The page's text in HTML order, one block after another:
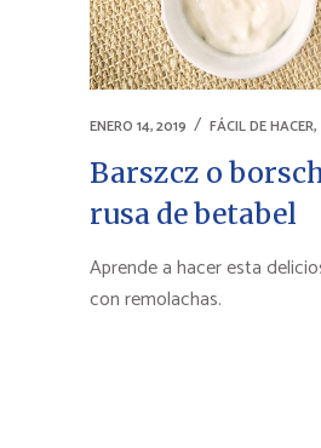
ENERO 14, 2019 FÁCIL DE HACER,
Barszcz o
rusa de betabel
Aprende a hacer esta
con remolachas.